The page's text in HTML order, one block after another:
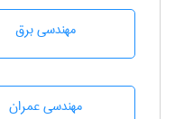
مهندسی برق
مهندسی عمران